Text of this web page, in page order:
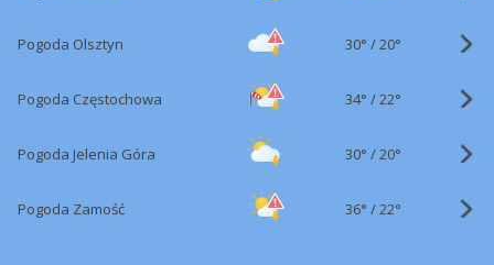
Pogoda Olsztyn 30° /20°
Pogoda Częstochowa 34° /22°
Pogoda Jelenia Góra 30° /20°
Pogoda Zamość 36° /22°